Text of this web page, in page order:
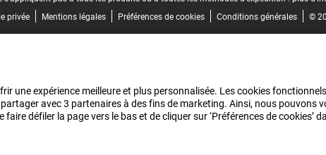
privée Mentions légales Préférences de cookies Conditions générales ©
une expérience meilleure et plus personnalisée. Les cookies
avec 3 partenaires à des fins de marketing. Ainsi, nous pouvons
défiler la page vers le bas et de cliquer sur ‘Préférences de cookies’